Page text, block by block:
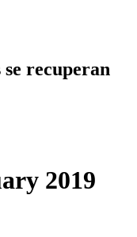
recuperan
2019